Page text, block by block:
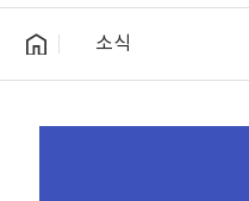
소식